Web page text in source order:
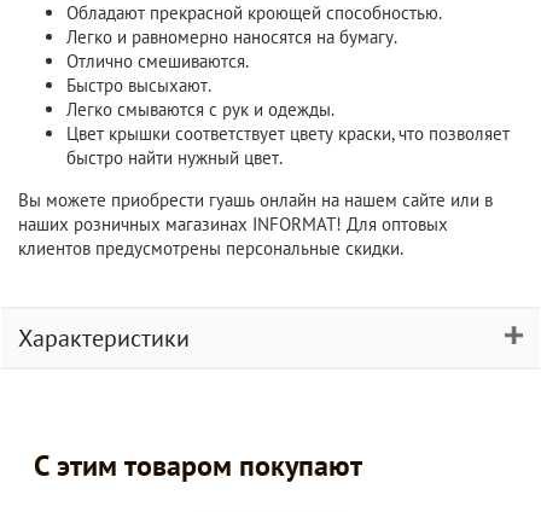
Обладают прекрасной кроющей способностью.
Легко и равномерно наносятся на бумагу.
Отлично смешиваются.
Быстро высыхают.
Легко смываются с рук и одежды.
Цвет крышки соответствует цвету краски, что позволяет
быстро найти нужный цвет.
Вы можете приобрести гуашь онлайн на нашем сайте или в
наших розничных магазинах INFORMAT! Для оптовых
клиентов предусмотрены персональные скидки.
Характеристики
С этим товаром покупают